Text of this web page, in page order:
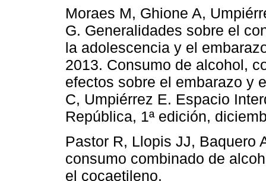
Moraes M, Ghione A,
G. Generalidades sobre el
la adolescencia y el
2013. Consumo de alcohol,
efectos sobre el embarazo y
C, Umpiérrez E. Espacio
República, 1ª edición,
Pastor R, Llopis JJ, Baquero
consumo combinado de
el cocaetileno.